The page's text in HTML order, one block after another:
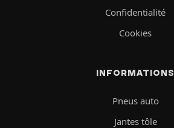
Confidentialité
Cookies
INFORMATIONS
Pneus auto
Jantes tôle